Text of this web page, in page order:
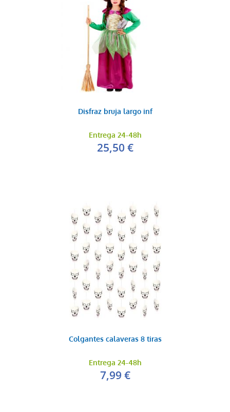
Disfraz bruja largo inf
Entrega 24-48h
25,50 €
Colgantes calaveras 8 tiras
Entrega 24-48h
7,99 €